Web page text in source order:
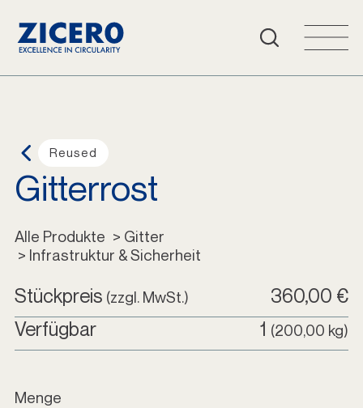
Deutsch
Reused
Gitterrost
Alle Produkte > Gitter
> Infrastruktur & Sicherheit
Stückpreis (zzgl. MwSt.)
360,00 €
Verfügbar
1 (200,00 kg)
Menge